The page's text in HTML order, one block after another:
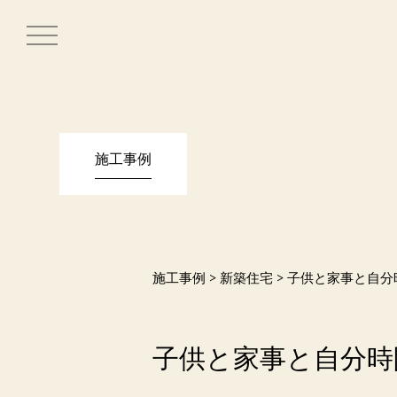
toggle
navigation
施工事例
施工事例 > 新築住宅 > 子供と家事と自
子供と家事と自分